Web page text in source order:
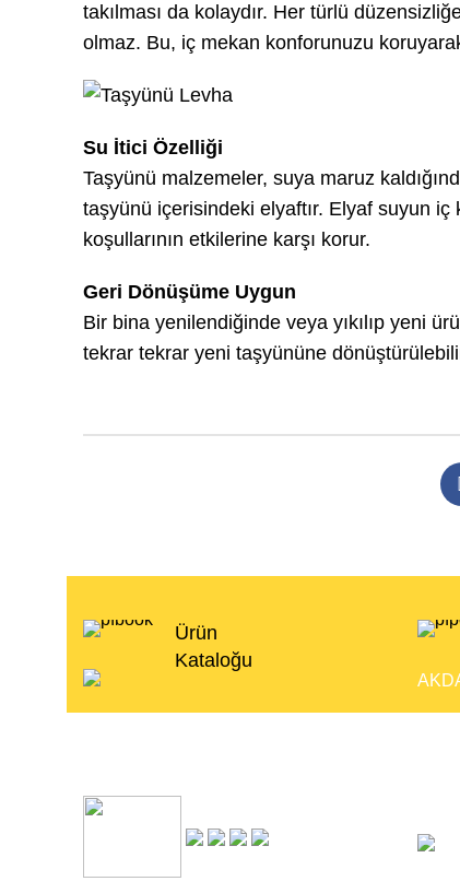
takılması da kolaydır. Her türlü
olmaz. Bu, iç mekan konforunuzu
Su İtici Özelliği
Taşyünü malzemeler, suya maruz
taşyünü içerisindeki elyaftır. Elyaf suyun
koşullarının etkilerine karşı korur.
Geri Dönüşüme Uygun
Bir bina yenilendiğinde veya yıkılıp yeni
tekrar tekrar yeni taşyününe
Ürün
Kataloğu